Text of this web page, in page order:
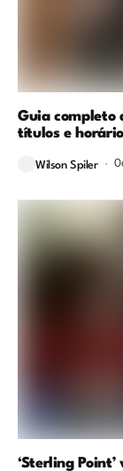
Guia completo
títulos e
Wilson Spiler
‘Sterling